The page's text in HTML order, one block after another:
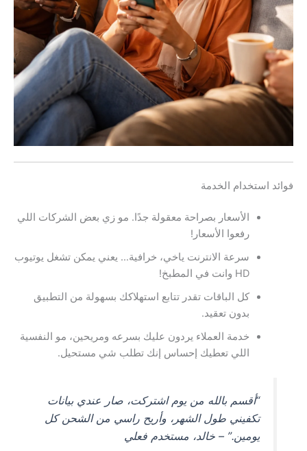
فوائد استخدام الخدمة
الأسعار بصراحة معقولة جدًا. مو زي بعض الشركات اللي
رفعوا الأسعار!
سرعة الانترنت ياخي، خرافية… يعني يمكن تشغل يوتيوب
HD وانت في المطبخ!
كل الباقات تقدر تتابع استهلاكك بسهولة من التطبيق
بدون تعقيد.
خدمة العملاء يردون عليك بسرعه ومريحين، مو النفسية
اللي تعطيك إحساس إنك تطلب شي مستحيل.
“أقسم بالله من يوم اشتركت، صار عندي بيانات
تكفيني طول الشهر، وأريح راسي من الشحن كل
يومين.” – خالد، مستخدم فعلي